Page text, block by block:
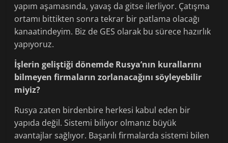
yapım aşamasında, yavaş da gitse ilerliyor. Çatışma
ortamı bittikten sonra tekrar bir patlama olacağı
kanaatindeyim. Biz de GES olarak bu sürece hazırlık
yapıyoruz.
İşlerin geliştiği dönemde Rusya’nın kurallarını
bilmeyen firmaların zorlanacağını söyleyebilir
miyiz?
Rusya zaten birdenbire herkesi kabul eden bir
yapıda değil. Sistemi biliyor olmanız büyük
avantajlar sağlıyor. Başarılı firmalarda sistemi bilen